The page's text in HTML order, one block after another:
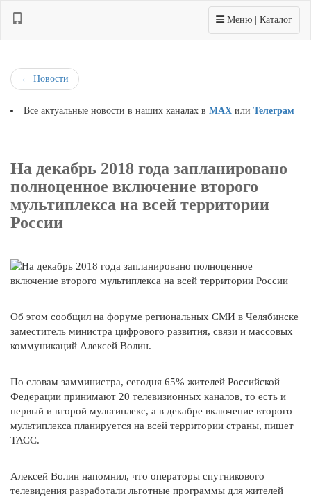
Toggle navigation
Меню | Каталог
← Новости
Все актуальные новости в наших каналах в MAX или Телеграм
На декабрь 2018 года запланировано
полноценное включение второго
мультиплекса на всей территории
России
Об этом сообщил на форуме региональных СМИ в Челябинске
заместитель министра цифрового развития, связи и массовых
коммуникаций Алексей Волин.
По словам замминистра, сегодня 65% жителей Российской
Федерации принимают 20 телевизионных каналов, то есть и
первый и второй мультиплекс, а в декабре включение второго
мультиплекса планируется на всей территории страны, пишет
ТАСС.
Алексей Волин напомнил, что операторы спутникового
телевидения разработали льготные программы для жителей